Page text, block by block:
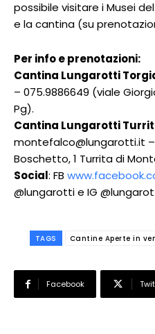
possibile visitare i Musei del
e la cantina (su
Per info e prenotazioni:
Cantina Lungarotti
– 075.9886649 (viale
Pg).
Cantina Lungarotti
montefalco@lungarotti.it
Boschetto, 1 Turrita di
Social: FB
@lungarotti e IG
TAGS Cantine Aperte in
Facebook